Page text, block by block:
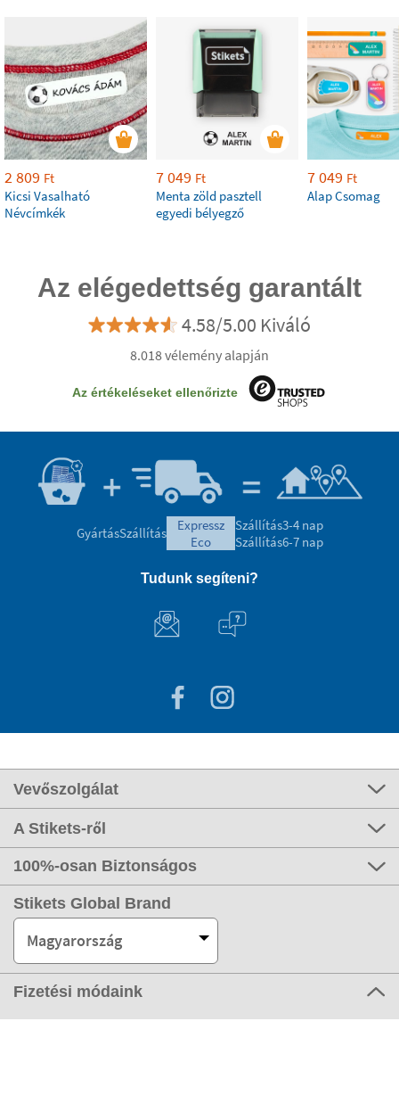
2 809 Ft
Kicsi Vasalható
Névcímkék
7 049 Ft
Menta zöld pasztell
egyedi bélyegző
7 049 Ft
Alap Csomag
Az elégedettség garantált
4.58/5.00 Kiváló
8.018 vélemény alapján
Az értékeléseket ellenőrizte
GyártásSzállítás
expressz
eco
Szállítás3-4 nap
Szállítás6-7 nap
Tudunk segíteni?
Vevőszolgálat
A Stikets-ről
100%-osan Biztonságos
Stikets Global Brand
Magyarország
Fizetési módaink